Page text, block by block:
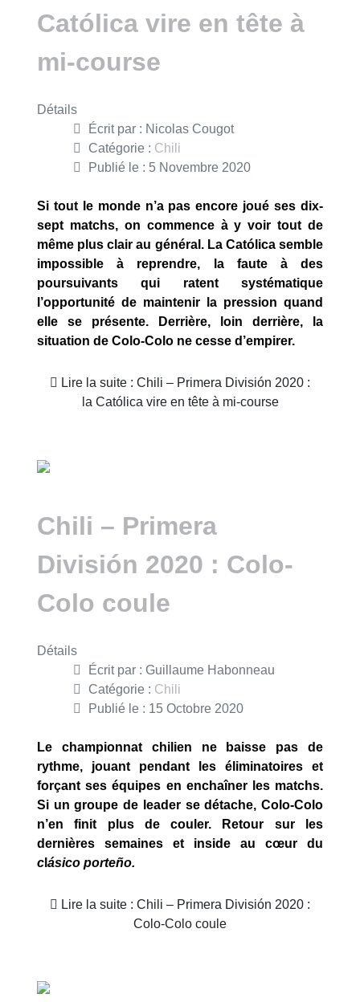
Católica vire en tête à
mi-course
Détails
Écrit par : Nicolas Cougot
Catégorie : Chili
Publié le : 5 Novembre 2020
Si tout le monde n’a pas encore joué ses dix-
sept matchs, on commence à y voir tout de
même plus clair au général. La Católica semble
impossible à reprendre, la faute à des
poursuivants qui ratent systématique
l’opportunité de maintenir la pression quand
elle se présente. Derrière, loin derrière, la
situation de Colo-Colo ne cesse d’empirer.
Lire la suite : Chili – Primera División 2020 :
la Católica vire en tête à mi-course
Chili – Primera
División 2020 : Colo-
Colo coule
Détails
Écrit par : Guillaume Habonneau
Catégorie : Chili
Publié le : 15 Octobre 2020
Le championnat chilien ne baisse pas de
rythme, jouant pendant les éliminatoires et
forçant ses équipes en enchaîner les matchs.
Si un groupe de leader se détache, Colo-Colo
n’en finit plus de couler. Retour sur les
dernières semaines et inside au cœur du
c ásico porteño.
Lire la suite : Chili – Primera División 2020 :
Colo-Colo coule